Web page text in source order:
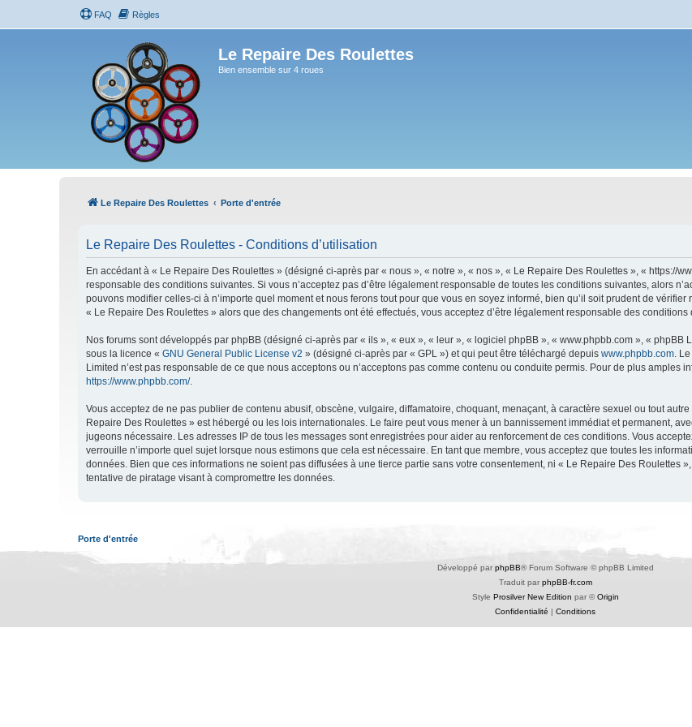
FAQ Règles
Le Repaire Des Roulettes
Bien ensemble sur 4 roues
Le Repaire Des Roulettes Porte d'entrée
Le Repaire Des Roulettes - Conditions d’utilisation
En accédant à « Le Repaire Des Roulettes » (désigné ci-après par « nous », « notre », « nos », « Le Repaire Des Roulettes », « https://
responsable des conditions suivantes. Si vous n’acceptez pas d’être légalement responsable de toutes les conditions suivantes, alors
pouvons modifier celles-ci à n’importe quel moment et nous ferons tout pour que vous en soyez informé, bien qu’il soit prudent de
« Le Repaire Des Roulettes » alors que des changements ont été effectués, vous acceptez d’être légalement responsable des
Nos forums sont développés par phpBB (désigné ci-après par « ils », « eux », « leur », « logiciel phpBB », « www.phpbb.com », «
sous la licence « GNU General Public License v2 » (désigné ci-après par « GPL ») et qui peut être téléchargé depuis www.phpbb.com.
Limited n’est pas responsable de ce que nous acceptons ou n’acceptons pas comme contenu ou conduite permis. Pour de plus amples
https://www.phpbb.com/.
Vous acceptez de ne pas publier de contenu abusif, obscène, vulgaire, diffamatoire, choquant, menaçant, à caractère sexuel ou tout
Repaire Des Roulettes » est hébergé ou les lois internationales. Le faire peut vous mener à un bannissement immédiat et permanent,
jugeons nécessaire. Les adresses IP de tous les messages sont enregistrées pour aider au renforcement de ces conditions. Vous
verrouille n’importe quel sujet lorsque nous estimons que cela est nécessaire. En tant que membre, vous acceptez que toutes les
données. Bien que ces informations ne soient pas diffusées à une tierce partie sans votre consentement, ni « Le Repaire Des Roulettes
tentative de piratage visant à compromettre les données.
Porte d'entrée
Développé par phpBB® Forum Software © phpBB Limited
Traduit par phpBB-fr.com
Style Prosilver New Edition par ©Origin
Confidentialité | Conditions